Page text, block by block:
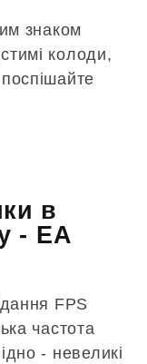
знаком
колоди,
в
- EA
FPS
частота
- невеликі